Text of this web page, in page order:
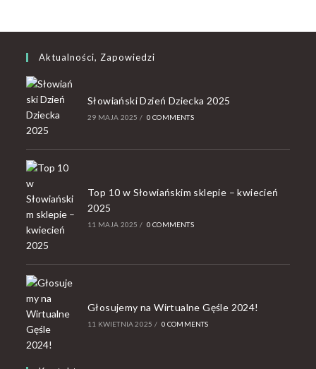
Aktualności, Zapowiedzi
Słowiański Dzień Dziecka 2025
29 MAJA 2025 / 0 COMMENTS
Top 10 w Słowiańskim sklepie – kwiecień
2025
11 MAJA 2025 / 0 COMMENTS
Głosujemy na Wirtualne Gęśle 2024!
11 KWIETNIA 2025 / 0 COMMENTS